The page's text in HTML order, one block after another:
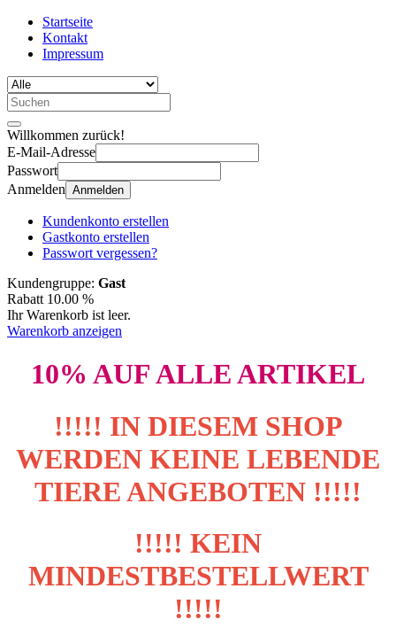
Startseite
Kontakt
Impressum
Willkommen zurück!
E-Mail-Adresse
Passwort
Anmelden Anmelden
Kundenkonto erstellen
Gastkonto erstellen
Passwort vergessen?
Kundengruppe: Gast
Rabatt 10.00 %
Ihr Warenkorb ist leer.
Warenkorb anzeigen
10% AUF ALLE ARTIKEL
!!!!! IN DIESEM SHOP
WERDEN KEINE LEBENDE
TIERE ANGEBOTEN !!!!!
!!!!! KEIN
MINDESTBESTELLWERT
!!!!!